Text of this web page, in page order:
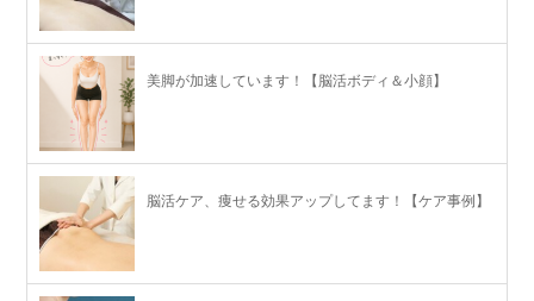
美脚が加速しています！【脳活ボディ＆小顔】
脳活ケア、痩せる効果アップしてます！【ケア事例】